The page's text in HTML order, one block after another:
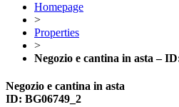
Homepage
>
Properties
>
Negozio e cantina in asta –
Negozio e cantina in asta
ID: BG06749_2